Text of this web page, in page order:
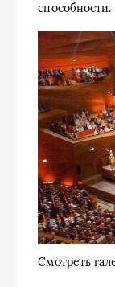
способности.
Смотреть